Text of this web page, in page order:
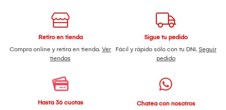
Retiro en tienda
Compra online y retira en tienda. Ver
tiendas
Sigue tu pedido
Fácil y rápido sólo con tu DNI. Seguir
pedido
Hasta 36 cuotas
Chatea con nosotros